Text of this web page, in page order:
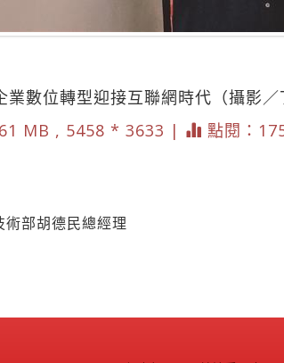
數位轉型迎接互聯網時代（攝影／
MB , 5458 * 3633 |
點閱：
部胡德民總經理